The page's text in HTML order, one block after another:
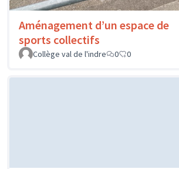
Aménagement d’un espace de
sports collectifs
Collège val de l'indre
0 0